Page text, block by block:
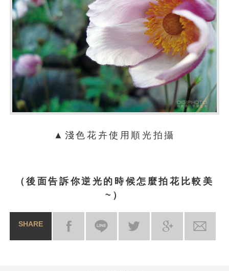
▲淺色花卉使用順光拍攝
（後面告訴你逆光的時候怎麼拍花比較美
~）
SHARE